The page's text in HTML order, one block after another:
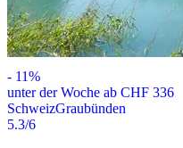
- 11%
unter der Woche ab CHF 336
SchweizGraubünden
5.3/6